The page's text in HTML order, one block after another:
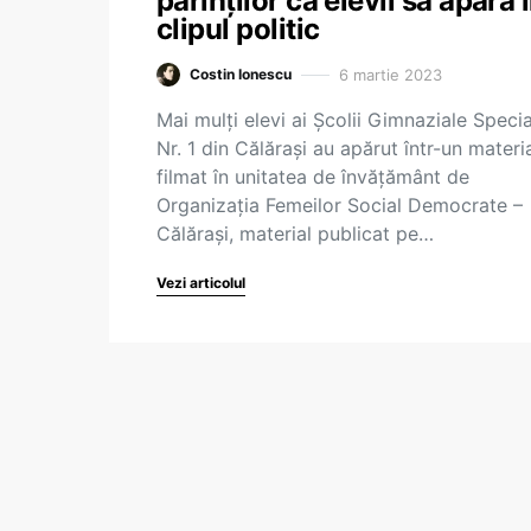
clipul politic
Costin Ionescu 6 martie 2023
Mai mulți elevi ai Școlii Gimnaziale
Nr. 1 din Călărași au apărut într-un
filmat în unitatea de învățământ de
Organizația Femeilor Social Democrate –
Călărași, material publicat pe…
Vezi articolul